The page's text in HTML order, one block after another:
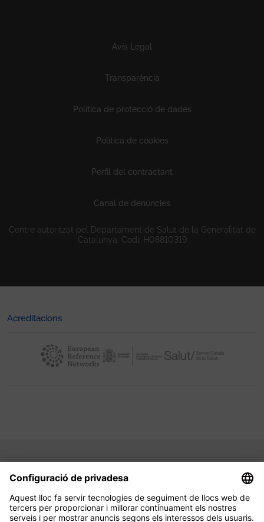
Avís Legal
Transparència
Política de protecció de dades
Política de cookies
Perfil del contractant
Canal de denúncies
Centre autoritzat pel Departament de Salut de la Generalitat de
Catalunya. Codi: H08810319
Acreditacions